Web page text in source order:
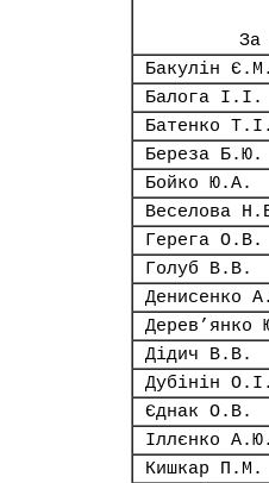
За
Бакулін Є.М.
Балога І.І.
Батенко Т.І.
Береза Б.Ю.
Бойко Ю.А.
Веселова
Герега О.В.
Голуб В.В.
Денисенко
Дерев’янко
Дідич В.В.
Дубінін О.І.
Єднак О.В.
Іллєнко А.Ю.
Кишкар П.М.